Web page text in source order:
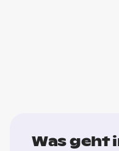
Was geht